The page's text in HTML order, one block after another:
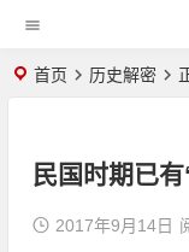
首页 历史解密
民国时期已
2017年9月14日